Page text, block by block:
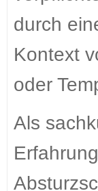
durch
Kontext
oder
Als